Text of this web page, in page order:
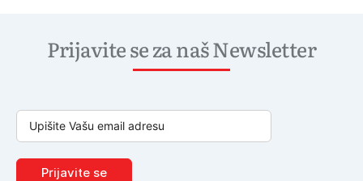
Prijavite se za naš Newsletter
Prijavite se